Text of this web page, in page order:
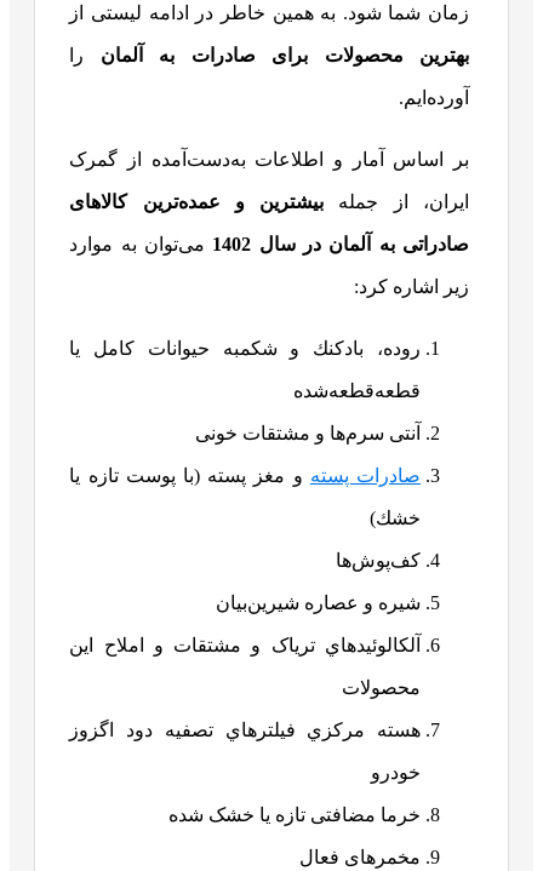
زمان شما شود. به همین خاطر در ادامه لیستی از
بهترین محصولات برای صادرات به آلمان را
آورده‌ایم.
بر اساس آمار و اطلاعات به‌دست‌آمده از گمرک
ایران، از جمله بیشترین و عمده‌ترین کالاهای
صادراتی به آلمان در سال 1402 می‌توان به موارد
زیر اشاره کرد:
روده، بادكنك و شكمبه حيوانات كامل يا
قطعه‌قطعه‌شده
آنتی سرم‌ها و مشتقات خونی
صادرات پسته و مغز پسته (با پوست تازه يا
خشك)
کف‌پوش‌ها
شیره و عصاره شیرین‌بیان
آلکالوئيدهاي ترياک و مشتقات و املاح اين
محصولات
هسته مركزي فيلترهاي تصفيه دود اگزوز
خودرو
خرما مضافتی تازه یا خشک شده
مخمرهای فعال